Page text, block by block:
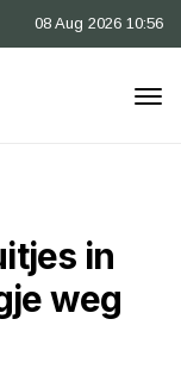
08 Aug 2026 10:56
in
weg